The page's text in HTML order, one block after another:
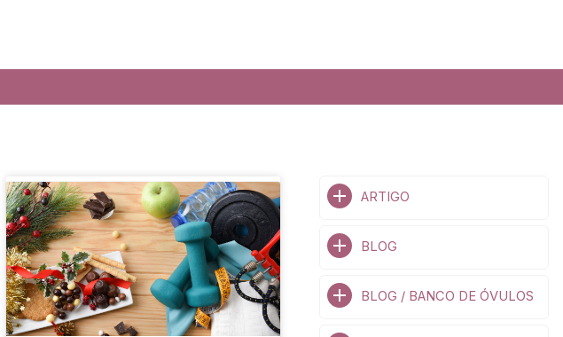
ARTIGO
BLOG
BLOG / BANCO DE ÓVULOS